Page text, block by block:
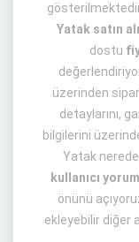
Yatak satın
dostu
üzerinden
detaylarını,
bilgilerini
Yatak
kullanıcı
önünü
ekleyebilir diğer